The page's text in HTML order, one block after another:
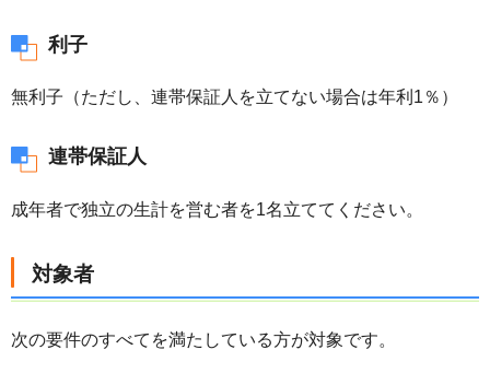
利子
無利子（ただし、連帯保証人を立てない場合は年利1％）
連帯保証人
成年者で独立の生計を営む者を1名立ててください。
対象者
次の要件のすべてを満たしている方が対象です。